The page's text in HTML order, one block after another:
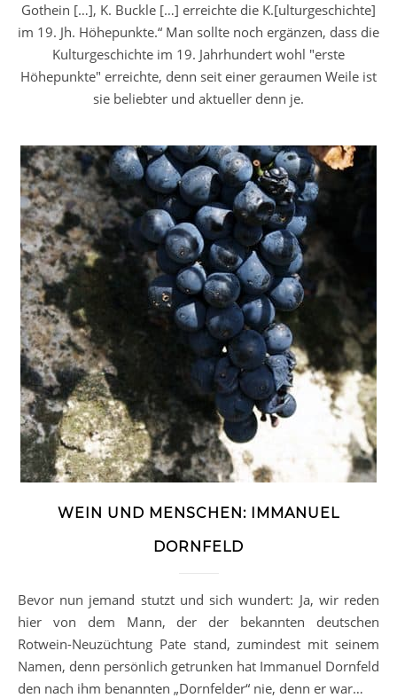
Gothein […], K. Buckle […] erreichte die K.[ulturgeschichte]
im 19. Jh. Höhepunkte.“ Man sollte noch ergänzen, dass die
Kulturgeschichte im 19. Jahrhundert wohl "erste
Höhepunkte" erreichte, denn seit einer geraumen Weile ist
sie beliebter und aktueller denn je.
WEIN UND MENSCHEN: IMMANUEL
DORNFELD
Bevor nun jemand stutzt und sich wundert: Ja, wir reden
hier von dem Mann, der der bekannten deutschen
Rotwein-Neuzüchtung Pate stand, zumindest mit seinem
Namen, denn persönlich getrunken hat Immanuel Dornfeld
den nach ihm benannten „Dornfelder“ nie, denn er war…